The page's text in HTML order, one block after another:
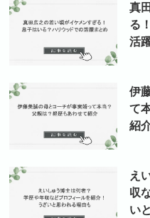
真
る
活
伊
て
紹
え
収
い